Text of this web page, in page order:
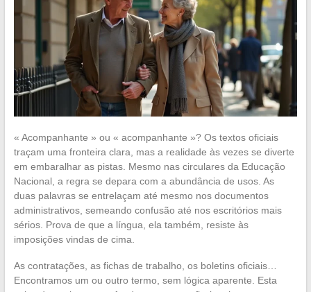
« Acompanhante » ou « acompanhante »? Os textos oficiais
traçam uma fronteira clara, mas a realidade às vezes se diverte
em embaralhar as pistas. Mesmo nas circulares da Educação
Nacional, a regra se depara com a abundância de usos. As
duas palavras se entrelaçam até mesmo nos documentos
administrativos, semeando confusão até nos escritórios mais
sérios. Prova de que a língua, ela também, resiste às
imposições vindas de cima.
As contratações, as fichas de trabalho, os boletins oficiais…
Encontramos um ou outro termo, sem lógica aparente. Esta